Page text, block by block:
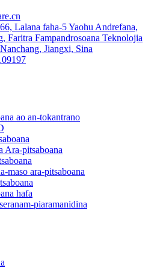
Lalana faha-5 Yaohu Andrefana,
Faritra Fampandrosoana Teknolojia
Jiangxi, Sina
ao an-tokantrano
Ara-pitsaboana
maso ara-pitsaboana
hafa
piaramanidina